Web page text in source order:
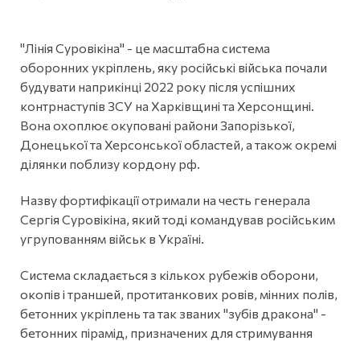
"Лінія Суровікіна" - це масштабна система
оборонних укріплень, яку російські війська почали
будувати наприкінці 2022 року після успішних
контрнаступів ЗСУ на Харківщині та Херсонщині.
Вона охоплює окуповані райони Запорізької,
Донецької та Херсонської областей, а також окремі
ділянки поблизу кордону рф.
Назву фортифікації отримали на честь генерала
Сергія Суровікіна, який тоді командував російським
угрупованням військ в Україні.
Система складається з кількох рубежів оборони,
окопів і траншей, протитанкових ровів, мінних полів,
бетонних укріплень та так званих "зубів дракона" -
бетонних пірамід, призначених для стримування